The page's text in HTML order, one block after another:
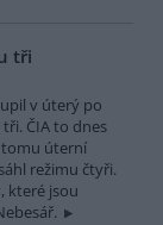
tři
v úterý po
ČIA to dnes
tomu úterní
režimu čtyři.
které jsou